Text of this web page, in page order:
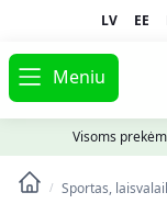
LV EE
Meniu
Visoms
/ Sportas,